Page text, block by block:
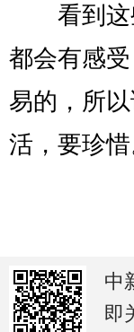
看到这
都会有感
易的，所
活，要珍惜
中
即